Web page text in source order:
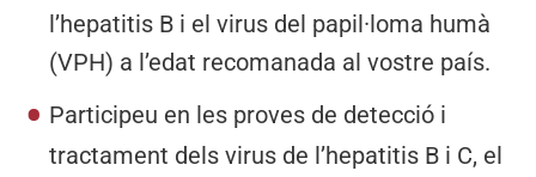
l’hepatitis B i el virus del papil·loma humà
(VPH) a l’edat recomanada al vostre país.
Participeu en les proves de detecció i
tractament dels virus de l’hepatitis B i C, el